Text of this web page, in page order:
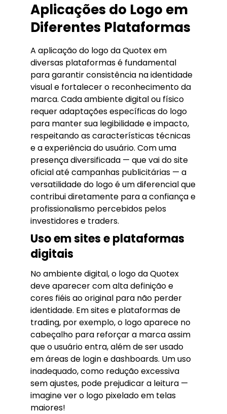
Aplicações do Logo em
Diferentes Plataformas
A aplicação do logo da Quotex em
diversas plataformas é fundamental
para garantir consistência na identidade
visual e fortalecer o reconhecimento da
marca. Cada ambiente digital ou físico
requer adaptações específicas do logo
para manter sua legibilidade e impacto,
respeitando as características técnicas
e a experiência do usuário. Com uma
presença diversificada — que vai do site
oficial até campanhas publicitárias — a
versatilidade do logo é um diferencial que
contribui diretamente para a confiança e
profissionalismo percebidos pelos
investidores e traders.
Uso em sites e plataformas
digitais
No ambiente digital, o logo da Quotex
deve aparecer com alta definição e
cores fiéis ao original para não perder
identidade. Em sites e plataformas de
trading, por exemplo, o logo aparece no
cabeçalho para reforçar a marca assim
que o usuário entra, além de ser usado
em áreas de login e dashboards. Um uso
inadequado, como redução excessiva
sem ajustes, pode prejudicar a leitura —
imagine ver o logo pixelado em telas
maiores!